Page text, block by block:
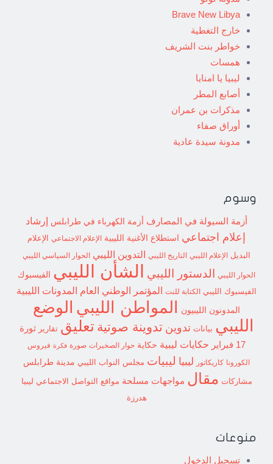
Brave New Libya
خارج التغطية
خواطر بنت الشريف
همسات
ليبيا يا امنايا
أصابع المطر
مذكرات بن عمران
أوراق صفاء
مدونة سيدة عادية
وسوم
أزمة السيولة في المصارف أزمة الكهرباء في طرابلس إرشاد
إعلام اجتماعي استطلاع الأغنية الليبية الإعلام الاجتماعي
الإعلام
البديل الإعلام الليبي التاريخ الليبي التدوين الليبي الحوار السياسي الليبي
الحوار الليبي الدستور الليبي الشأن الليبي الفيسبوك
الفيسبوك الليبي الكتابة للنت المؤتمر الوطني العام المدونات الليبية
المدونون الليبيون المواطن الليبي الوضع
الليبي بيانات تدوين تدوينة صوتية تعليق تقارير
ثورة
17 فبراير
حكايات ليبية حكاية حوار الصخيرات صورة فكرة فيروس
الكورونا كاريكاتور ليبيا ليبيات مجلس النواب الليبي مدينة طرابلس
مشاركات مقال مواجهات مسلحة مواقع التواصل الاجتماعي ليبيا
هدرزة
منوعات
تسجيل الدخول